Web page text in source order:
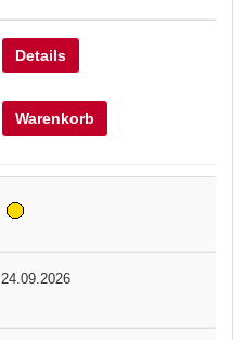
Details
Warenkorb
24.09.2026